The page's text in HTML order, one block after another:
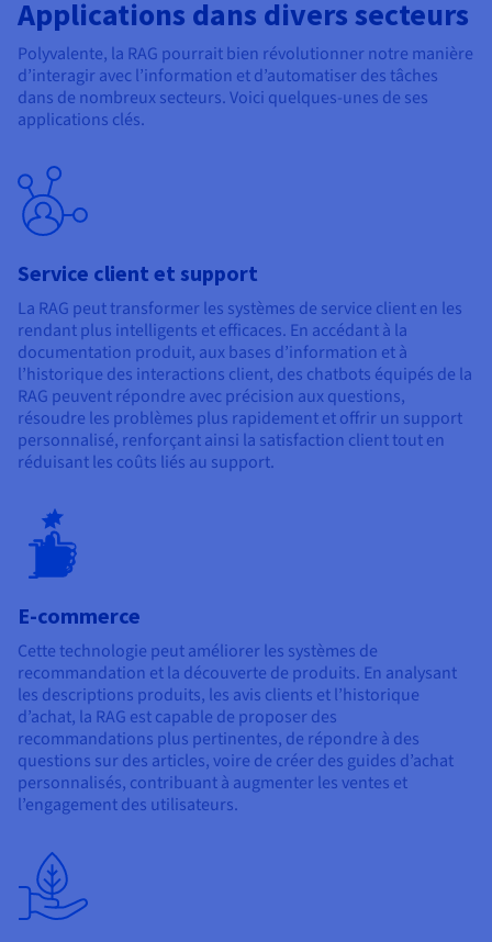
Applications dans divers secteurs
Polyvalente, la RAG pourrait bien révolutionner notre manière
d’interagir avec l’information et d’automatiser des tâches
dans de nombreux secteurs. Voici quelques-unes de ses
applications clés.
Service client et support
La RAG peut transformer les systèmes de service client en les
rendant plus intelligents et efficaces. En accédant à la
documentation produit, aux bases d’information et à
l’historique des interactions client, des chatbots équipés de la
RAG peuvent répondre avec précision aux questions,
résoudre les problèmes plus rapidement et offrir un support
personnalisé, renforçant ainsi la satisfaction client tout en
réduisant les coûts liés au support.
E-commerce
Cette technologie peut améliorer les systèmes de
recommandation et la découverte de produits. En analysant
les descriptions produits, les avis clients et l’historique
d’achat, la RAG est capable de proposer des
recommandations plus pertinentes, de répondre à des
questions sur des articles, voire de créer des guides d’achat
personnalisés, contribuant à augmenter les ventes et
l’engagement des utilisateurs.